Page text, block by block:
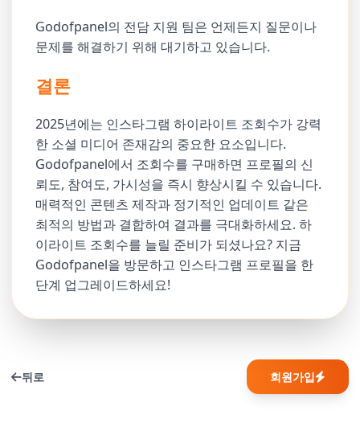
Godofpanel의 전담 지원 팀은 언제든지 질문이나
문제를 해결하기 위해 대기하고 있습니다.
결론
2025년에는 인스타그램 하이라이트 조회수가 강력
한 소셜 미디어 존재감의 중요한 요소입니다.
Godofpanel에서 조회수를 구매하면 프로필의 신
뢰도, 참여도, 가시성을 즉시 향상시킬 수 있습니다.
매력적인 콘텐츠 제작과 정기적인 업데이트 같은
최적의 방법과 결합하여 결과를 극대화하세요. 하
이라이트 조회수를 늘릴 준비가 되셨나요? 지금
Godofpanel을 방문하고 인스타그램 프로필을 한
단계 업그레이드하세요!
뒤로 회원가입